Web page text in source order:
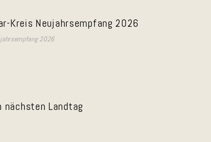
2026
Landtag